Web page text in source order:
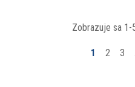
Zobrazuje sa
1 2 3